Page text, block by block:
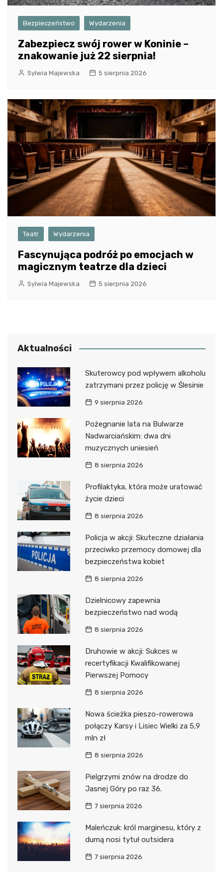
Bezpieczeństwo Wydarzenia
Zabezpiecz swój rower w Koninie –
znakowanie już 22 sierpnia!
Sylwia Majewska 5 sierpnia 2026
Teatr Wydarzenia
Fascynująca podróż po emocjach w
magicznym teatrze dla dzieci
Sylwia Majewska 5 sierpnia 2026
Aktualności
Skuterowcy pod wpływem alkoholu
zatrzymani przez policję w Ślesinie
9 sierpnia 2026
Pożegnanie lata na Bulwarze
Nadwarciańskim: dwa dni
muzycznych uniesień
8 sierpnia 2026
Profilaktyka, która może uratować
życie dzieci
8 sierpnia 2026
Policja w akcji: Skuteczne działania
przeciwko przemocy domowej dla
bezpieczeństwa kobiet
8 sierpnia 2026
Dzielnicowy zapewnia
bezpieczeństwo nad wodą
8 sierpnia 2026
Druhowie w akcji: Sukces w
recertyfikacji Kwalifikowanej
Pierwszej Pomocy
8 sierpnia 2026
Nowa ścieżka pieszo-rowerowa
połączy Karsy i Lisiec Wielki za 5,9
mln zł
8 sierpnia 2026
Pielgrzymi znów na drodze do
Jasnej Góry po raz 36.
7 sierpnia 2026
Maleńczuk: król marginesu, który z
dumą nosi tytuł outsidera
7 sierpnia 2026